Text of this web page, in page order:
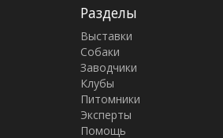
Разделы
Выставки
Собаки
Заводчики
Клубы
Питомники
Эксперты
Помощь